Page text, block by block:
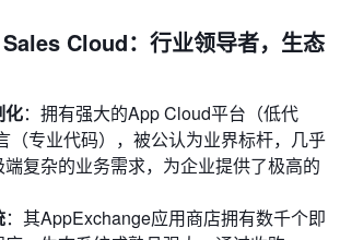
Cloud：行业领导者，生态
化：拥有强大的App Cloud平台（低代
（专业代码），被公认为业界标杆，几乎
复杂的业务需求，为企业提供了极高的
：其AppExchange应用商店拥有数千个即